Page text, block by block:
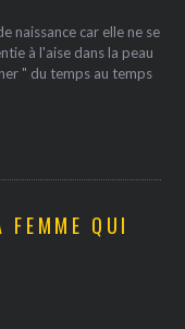
naissance car elle ne se
à l'aise dans la peau
" du temps au temps
FEMME QUI